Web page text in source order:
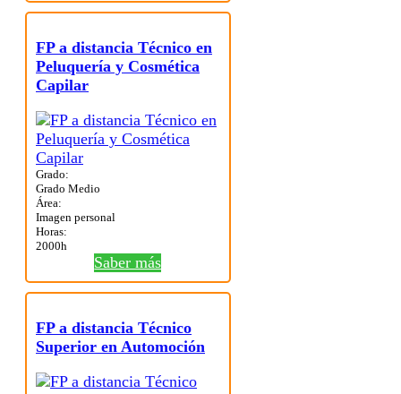
FP a distancia Técnico en
Peluquería y Cosmética
Capilar
Grado:
Grado Medio
Área:
Imagen personal
Horas:
2000h
Saber más
FP a distancia Técnico
Superior en Automoción